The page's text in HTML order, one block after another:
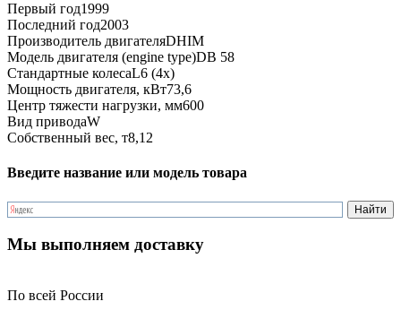
Первый год1999
Последний год2003
Производитель двигателяDHIM
Модель двигателя (engine type)DB 58
Стандартные колесаL6 (4x)
Мощность двигателя, кВт73,6
Центр тяжести нагрузки, мм600
Вид приводаW
Собственный вес, т8,12
Введите название или модель товара
Мы выполняем доставку
По всей России